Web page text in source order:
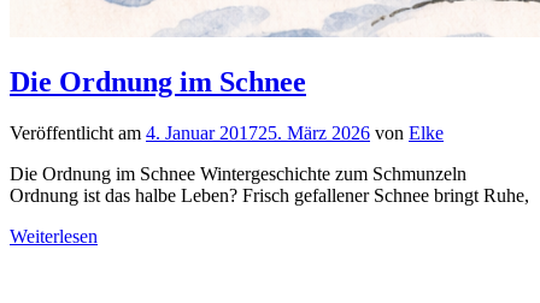
Die Ordnung im Schnee
Veröffentlicht am 4. Januar 201725. März 2026 von Elke
Die Ordnung im Schnee Wintergeschichte zum Schmunzeln
Ordnung ist das halbe Leben? Frisch gefallener Schnee bringt Ruhe,
Weiterlesen